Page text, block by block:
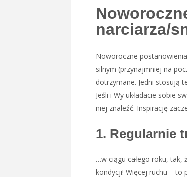
narciarza/
Noworoczne
silnym (przynajmniej na
dotrzymane. Jedni stosują
Jeśli i Wy układacie sobie
niej znaleźć. Inspirację
1. Regularnie
…w ciągu całego roku, tak,
kondycji! Więcej ruchu – to